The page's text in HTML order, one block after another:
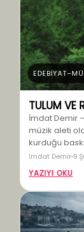
TULUM VE
İmdat Demir
müzik aleti
kurduğu
İmdat Demir 9
YAZIYI OKU